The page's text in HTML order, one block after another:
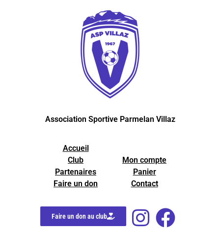
Association Sportive Parmelan Villaz
Accueil
Club
Partenaires
Faire un don
Mon compte
Panier
Contact
Faire un don au club